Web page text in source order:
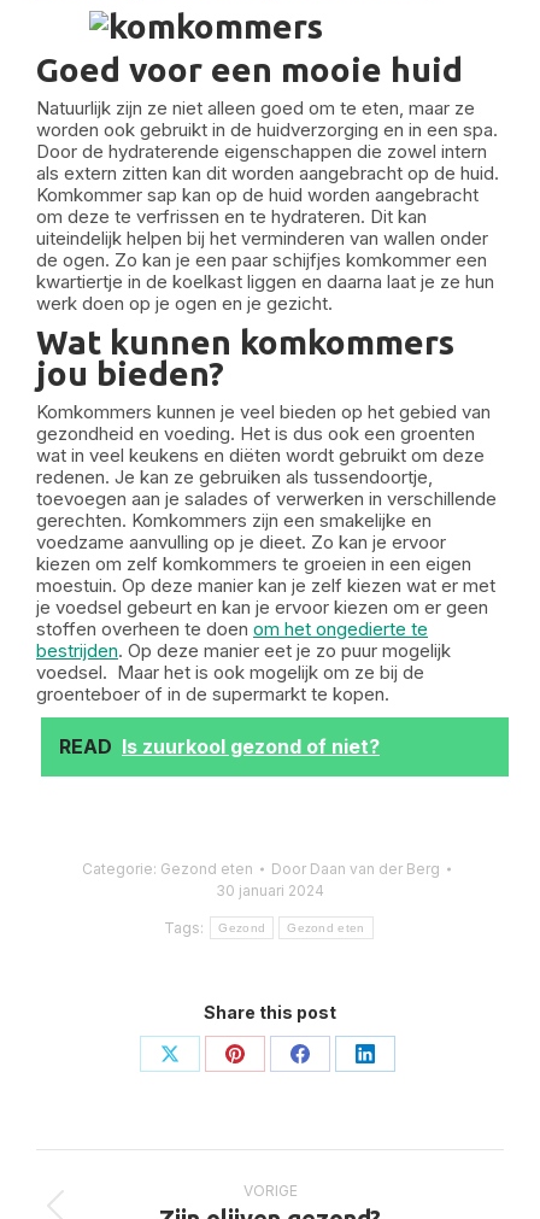
Goed voor een mooie huid
Natuurlijk zijn ze niet alleen goed om te eten, maar ze
worden ook gebruikt in de huidverzorging en in een spa.
Door de hydraterende eigenschappen die zowel intern
als extern zitten kan dit worden aangebracht op de huid.
Komkommer sap kan op de huid worden aangebracht
om deze te verfrissen en te hydrateren. Dit kan
uiteindelijk helpen bij het verminderen van wallen onder
de ogen. Zo kan je een paar schijfjes komkommer een
kwartiertje in de koelkast liggen en daarna laat je ze hun
werk doen op je ogen en je gezicht.
Wat kunnen komkommers
jou bieden?
Komkommers kunnen je veel bieden op het gebied van
gezondheid en voeding. Het is dus ook een groenten
wat in veel keukens en diëten wordt gebruikt om deze
redenen. Je kan ze gebruiken als tussendoortje,
toevoegen aan je salades of verwerken in verschillende
gerechten. Komkommers zijn een smakelijke en
voedzame aanvulling op je dieet. Zo kan je ervoor
kiezen om zelf komkommers te groeien in een eigen
moestuin. Op deze manier kan je zelf kiezen wat er met
je voedsel gebeurt en kan je ervoor kiezen om er geen
stoffen overheen te doen om het ongedierte te
bestrijden. Op deze manier eet je zo puur mogelijk
voedsel. Maar het is ook mogelijk om ze bij de
groenteboer of in de supermarkt te kopen.
READ Is zuurkool gezond of niet?
Categorie: Gezond eten Door Daan van der Berg
30 januari 2024
Tags: Gezond Gezond eten
Share this post
Deel
Deel
Deel
Deel
Bericht
navigatie
VORIGE
Vorig